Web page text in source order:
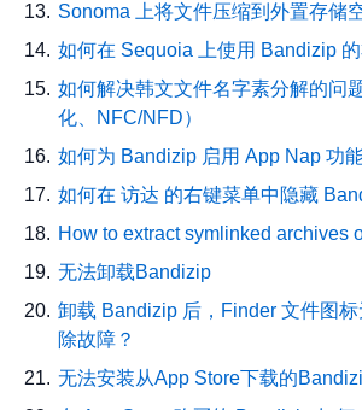
Sonoma 上将文件压缩到外置存储
如何在 Sequoia 上使用 Bandizip
如何解决韩文文件名字素分解的问
化、NFC/NFD）
如何为 Bandizip 启用 App Nap 功
如何在 访达 的右键菜单中隐藏
How to extract symlinked archives
无法卸载Bandizip
卸载 Bandizip 后，Finder 文件图
除故障？
无法安装从App Store下载的